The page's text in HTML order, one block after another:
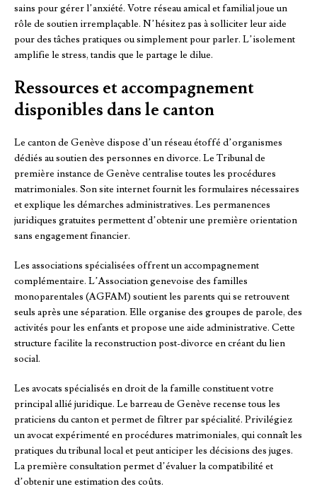
sains pour gérer l’anxiété. Votre réseau amical et familial joue un
rôle de soutien irremplaçable. N’hésitez pas à solliciter leur aide
pour des tâches pratiques ou simplement pour parler. L’isolement
amplifie le stress, tandis que le partage le dilue.
Ressources et accompagnement
disponibles dans le canton
Le canton de Genève dispose d’un réseau étoffé d’organismes
dédiés au soutien des personnes en divorce. Le Tribunal de
première instance de Genève centralise toutes les procédures
matrimoniales. Son site internet fournit les formulaires nécessaires
et explique les démarches administratives. Les permanences
juridiques gratuites permettent d’obtenir une première orientation
sans engagement financier.
Les associations spécialisées offrent un accompagnement
complémentaire. L’Association genevoise des familles
monoparentales (AGFAM) soutient les parents qui se retrouvent
seuls après une séparation. Elle organise des groupes de parole, des
activités pour les enfants et propose une aide administrative. Cette
structure facilite la reconstruction post-divorce en créant du lien
social.
Les avocats spécialisés en droit de la famille constituent votre
principal allié juridique. Le barreau de Genève recense tous les
praticiens du canton et permet de filtrer par spécialité. Privilégiez
un avocat expérimenté en procédures matrimoniales, qui connaît les
pratiques du tribunal local et peut anticiper les décisions des juges.
La première consultation permet d’évaluer la compatibilité et
d’obtenir une estimation des coûts.